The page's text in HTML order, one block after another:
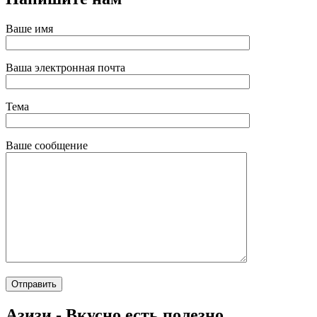
Ваше имя
Ваша электронная почта
Тема
Ваше сообщение